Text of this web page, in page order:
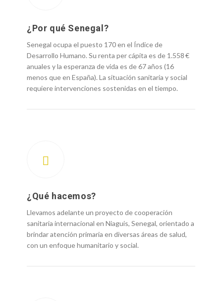
¿Por qué Senegal?
Senegal ocupa el puesto 170 en el Índice de
Desarrollo Humano. Su renta per cápita es de 1.558 €
anuales y la esperanza de vida es de 67 años (16
menos que en España). La situación sanitaria y social
requiere intervenciones sostenidas en el tiempo.
¿Qué hacemos?
Llevamos adelante un proyecto de cooperación
sanitaria internacional en Niaguis, Senegal, orientado a
brindar atención primaria en diversas áreas de salud,
con un enfoque humanitario y social.